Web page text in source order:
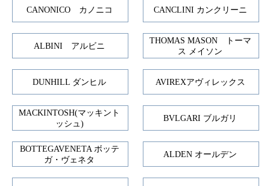
CANONICO カノニコ CANCLINI カンクリーニ
ALBINI アルビニ
THOMAS MASON トーマ
ス メイソン
DUNHILL ダンヒル AVIREXアヴィレックス
MACKINTOSH(マッキント
ッシュ)
BVLGARI ブルガリ
BOTTEGAVENETA ボッテ
ガ・ヴェネタ
ALDEN オールデン